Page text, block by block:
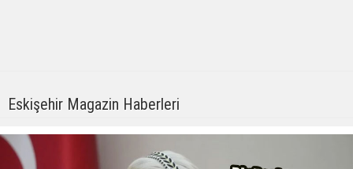
Eskişehir Magazin Haberleri